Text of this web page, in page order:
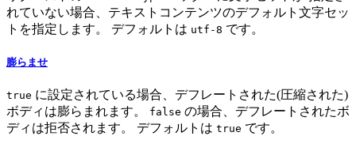
れていない場合、テキストコンテンツのデフォルト文字セッ
トを指定します。 デフォルトは utf-8 です。
膨らませ
true に設定されている場合、デフレートされた(圧縮された)
ボディは膨らまれます。
false の場合、デフレートされたボ
ディは拒否されます。 デフォルトは true です。